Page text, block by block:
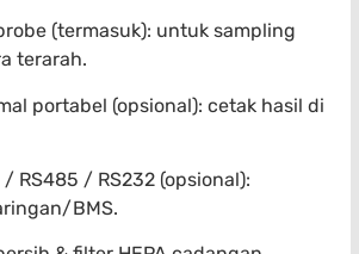
(termasuk): untuk sampling
terarah.
portabel (opsional): cetak hasil di
/ RS485 / RS232 (opsional):
BMS.